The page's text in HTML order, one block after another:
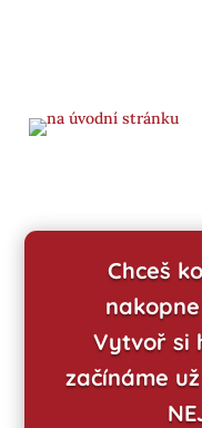
Chceš
Vytvoř si
začínáme už